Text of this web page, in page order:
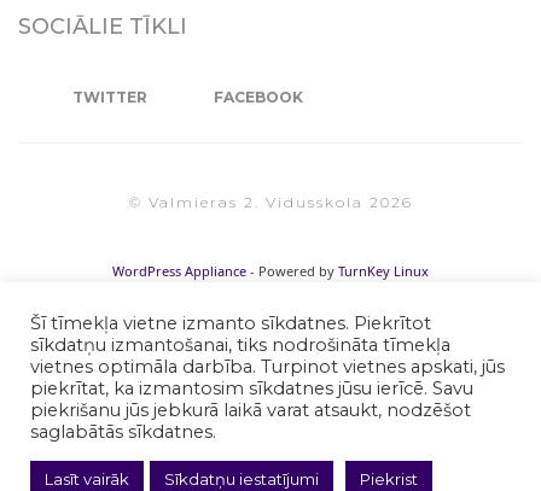
SOCIĀLIE TĪKLI
TWITTER FACEBOOK
© Valmieras 2. Vidusskola 2026
Šī tīmekļa vietne izmanto sīkdatnes. Piekrītot
sīkdatņu izmantošanai, tiks nodrošināta tīmekļa
vietnes optimāla darbība. Turpinot vietnes apskati, jūs
piekrītat, ka izmantosim sīkdatnes jūsu ierīcē. Savu
piekrišanu jūs jebkurā laikā varat atsaukt, nodzēšot
saglabātās sīkdatnes.
Lasīt vairāk Sīkdatņu iestatījumi Piekrist
WordPress Appliance - Powered by TurnKey Linux